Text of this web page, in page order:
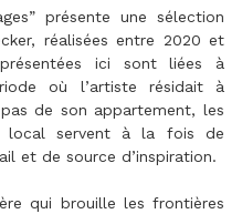
présente une sélection
réalisées entre 2020 et
ici sont liées à
où l’artiste résidait à
de son appartement, les
local servent à la fois de
et de source d’inspiration.
qui brouille les frontières